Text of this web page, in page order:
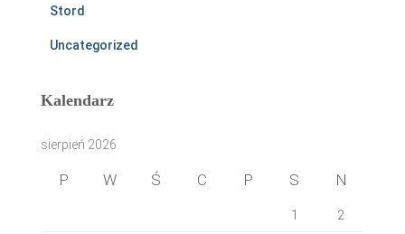
Stord
Uncategorized
Kalendarz
sierpień 2026
P W Ś C P S N
1 2